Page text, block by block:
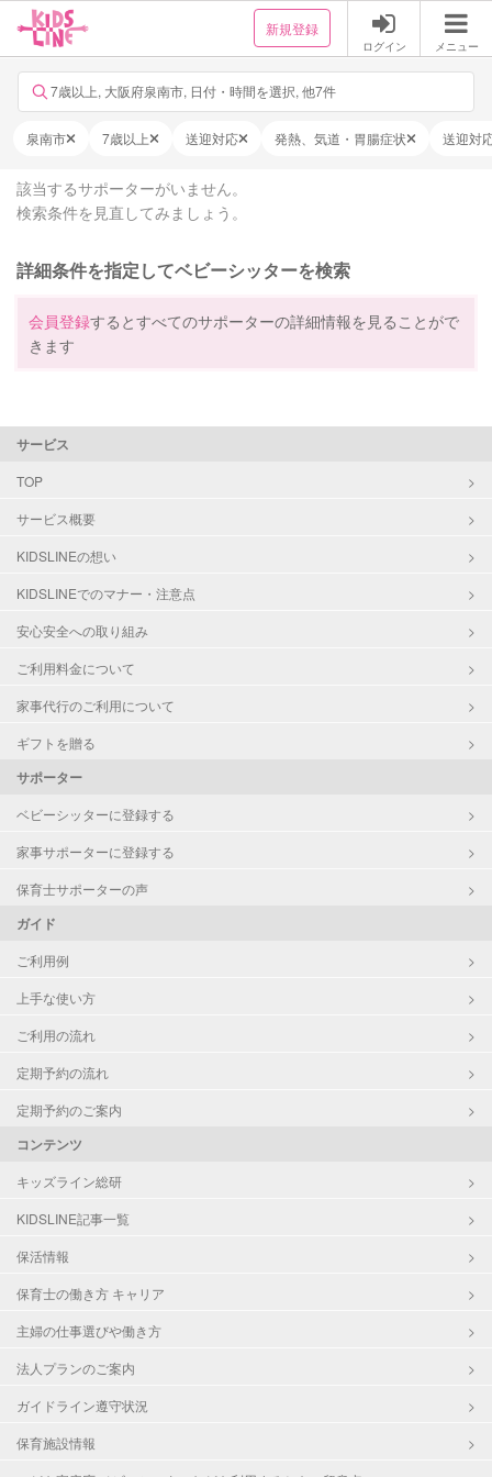
新規登録
ログイン メニュー
7歳以上, 大阪府泉南市, 日付・時間を選択, 他7件
泉南市 7歳以上 送迎対応 発熱、気道・胃腸症状 送迎対
該当するサポーターがいません。
検索条件を見直してみましょう。
詳細条件を指定してベビーシッターを検索
会員登録するとすべてのサポーターの詳細情報を見ることがで
きます
サービス
TOP
サービス概要
KIDSLINEの想い
KIDSLINEでのマナー・注意点
安心安全への取り組み
ご利用料金について
家事代行のご利用について
ギフトを贈る
サポーター
ベビーシッターに登録する
家事サポーターに登録する
保育士サポーターの声
ガイド
ご利用例
上手な使い方
ご利用の流れ
定期予約の流れ
定期予約のご案内
コンテンツ
キッズライン総研
KIDSLINE記事一覧
保活情報
保育士の働き方 キャリア
主婦の仕事選びや働き方
法人プランのご案内
ガイドライン遵守状況
保育施設情報